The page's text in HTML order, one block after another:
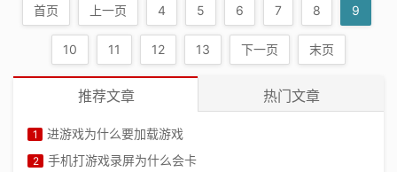
戏，游戏时长通常在20-40分钟左右。过
短的时长将无法充分体验到这款游戏...
首页 上一页 4 5 6 7 8 9
10 11 12 13 下一页 末页
推荐文章 热门文章
1 进游戏为什么要加载游戏
2 手机打游戏录屏为什么会卡